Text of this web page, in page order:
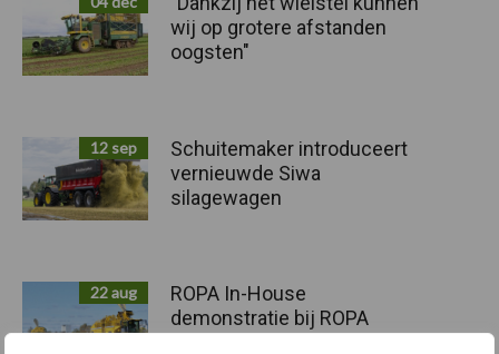
wij op grotere afstanden
oogsten"
12 sep
Schuitemaker introduceert
vernieuwde Siwa
silagewagen
22 aug
ROPA In-House
demonstratie bij ROPA